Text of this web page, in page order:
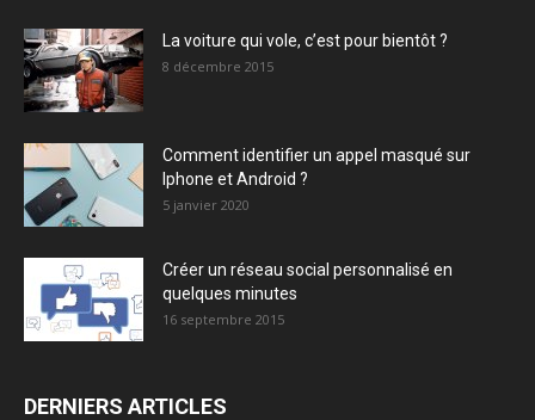
La voiture qui vole, c’est pour bientôt ?
8 décembre 2015
Comment identifier un appel masqué sur
Iphone et Android ?
5 janvier 2020
Créer un réseau social personnalisé en
quelques minutes
16 septembre 2015
DERNIERS ARTICLES